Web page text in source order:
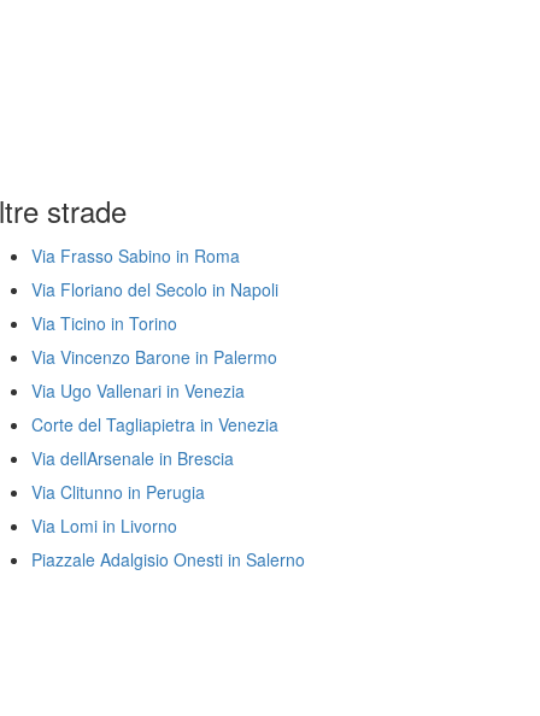
strade
Via Frasso Sabino in Roma
Via Floriano del Secolo in Napoli
Via Ticino in Torino
Via Vincenzo Barone in Palermo
Via Ugo Vallenari in Venezia
Corte del Tagliapietra in Venezia
Via dellArsenale in Brescia
Via Clitunno in Perugia
Via Lomi in Livorno
Piazzale Adalgisio Onesti in Salerno